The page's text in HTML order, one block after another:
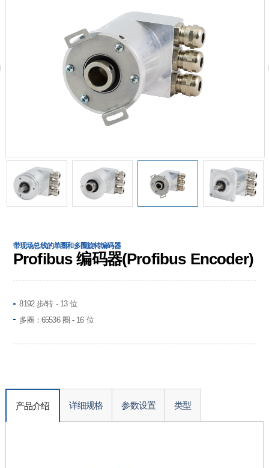
带现场总线的单圈和多圈旋转编码器
Profibus 编码器(Profibus Encoder)
8192 步/转 - 13 位
多圈：65536 圈 - 16 位
产品介绍 详细规格 参数设置 类型